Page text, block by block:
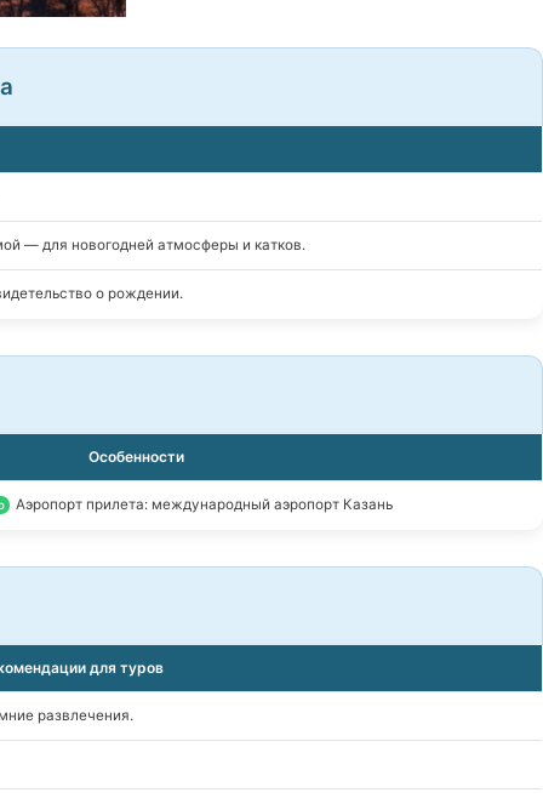
— для новогодней атмосферы и катков.
о рождении.
Особенности
Аэропорт прилета: международный аэропорт Казань
для туров
развлечения.